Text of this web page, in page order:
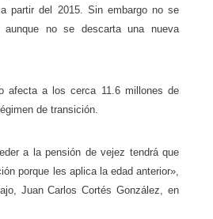
partir del 2015. Sin embargo no se
no se descarta una nueva
afecta a los cerca 11.6 millones de
de transición.
a la pensión de vejez tendrá que
porque les aplica la edad anterior»,
Juan Carlos Cortés González, en